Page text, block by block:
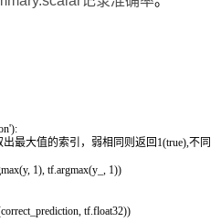
):
最大值的索引，弱相同则返回1(true),不同
(y, 1), tf.argmax(y_ , 1))
correct_prediction, tf.float32))